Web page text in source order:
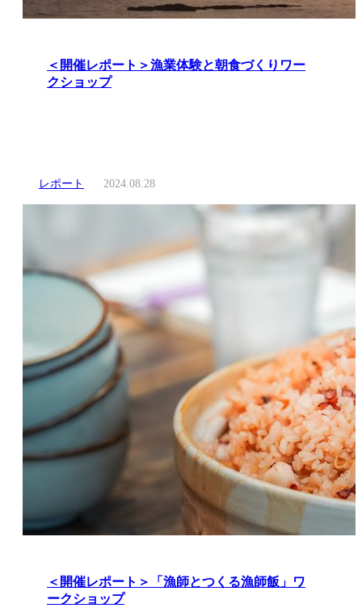
＜開催レポート＞漁業体験と朝食づくりワー
クショップ
レポート 2024.08.28
＜開催レポート＞「漁師とつくる漁師飯」ワ
ークショップ